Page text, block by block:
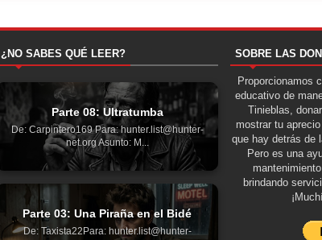
¿NO SABES QUÉ LEER?
Parte 08: Ultratumba
De: Carpintero169 Para: hunter.list@hunter-
net.org Asunto: M...
Parte 03: Una Piraña en el Bidé
De: Taxista22Para: hunter.list@hunter-
SOBRE LAS
Proporcionamos
educativo de
Tinieblas,
mostrar tu
que hay detrás de
Pero es una
brindando